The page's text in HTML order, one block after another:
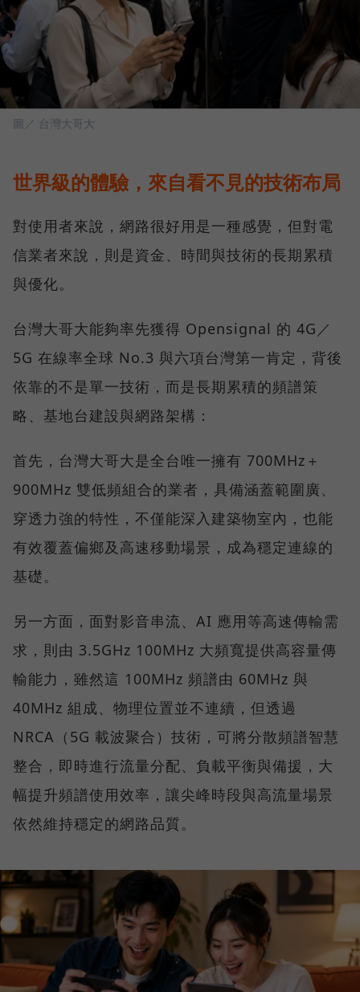
圖／ 台灣大哥大
世界級的體驗，來自看不見的技術布局
對使用者來說，網路很好用是一種感覺，但對電
信業者來說，則是資金、時間與技術的長期累積
與優化。
台灣大哥大能夠率先獲得 Opensignal 的 4G／
5G 在線率全球 No.3 與六項台灣第一肯定，背後
依靠的不是單一技術，而是長期累積的頻譜策
略、基地台建設與網路架構：
首先，台灣大哥大是全台唯一擁有 700MHz＋
900MHz 雙低頻組合的業者，具備涵蓋範圍廣、
穿透力強的特性，不僅能深入建築物室內，也能
有效覆蓋偏鄉及高速移動場景，成為穩定連線的
基礎。
另一方面，面對影音串流、AI 應用等高速傳輸需
求，則由 3.5GHz 100MHz 大頻寬提供高容量傳
輸能力，雖然這 100MHz 頻譜由 60MHz 與
40MHz 組成、物理位置並不連續，但透過
NRCA（5G 載波聚合）技術，可將分散頻譜智慧
整合，即時進行流量分配、負載平衡與備援，大
幅提升頻譜使用效率，讓尖峰時段與高流量場景
依然維持穩定的網路品質。